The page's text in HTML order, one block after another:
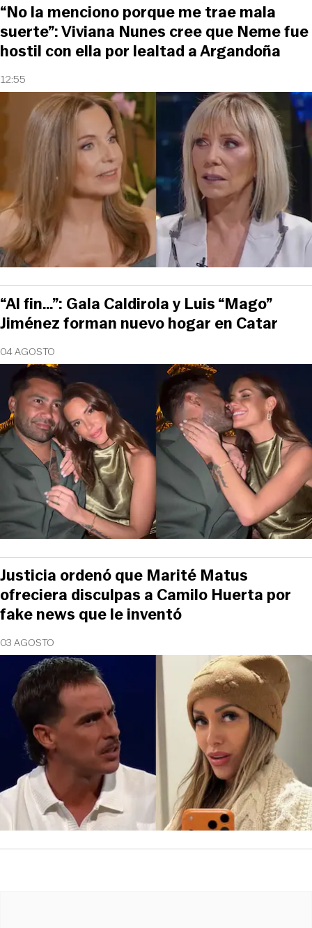
12:55
“No la menciono porque me trae mala
suerte”: Viviana Nunes cree que Neme fue
hostil con ella por lealtad a Argandoña
04 AGOSTO
“Al fin…”: Gala Caldirola y Luis “Mago”
Jiménez forman nuevo hogar en Catar
03 AGOSTO
Justicia ordenó que Marité Matus
ofreciera disculpas a Camilo Huerta por
fake news que le inventó